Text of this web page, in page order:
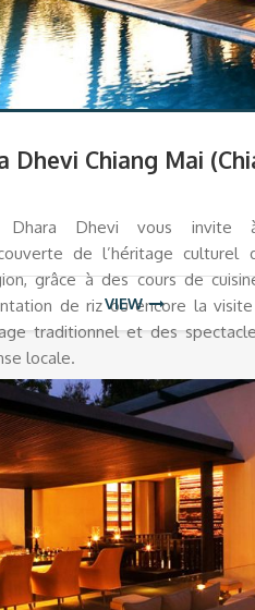
Dhevi Chiang Mai
Dhara Dhevi vous invite
de l’héritage culturel
grâce à des cours de
de riz ou encore la visite
traditionnel et des
locale.
VIEW